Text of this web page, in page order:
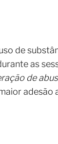
de
as
de
adesão